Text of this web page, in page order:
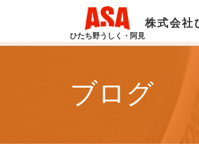
ひたち野うしく・阿見
株式会社
ブログ